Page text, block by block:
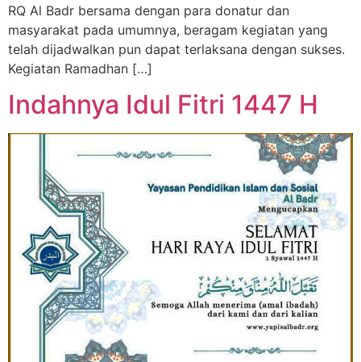
RQ Al Badr bersama dengan para donatur dan
masyarakat pada umumnya, beragam kegiatan yang
telah dijadwalkan pun dapat terlaksana dengan sukses.
Kegiatan Ramadhan […]
Indahnya Idul Fitri 1447 H